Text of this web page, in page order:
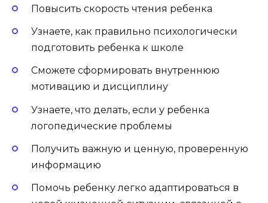
Повысить скорость чтения ребенка
Узнаете, как правильно психологически
подготовить ребенка к школе
Сможете сформировать внутреннюю
мотивацию и дисциплину
Узнаете, что делать, если у ребенка
логопедические проблемы
Получить важную и ценную, проверенную
информацию
Помочь ребенку легко адаптироваться в